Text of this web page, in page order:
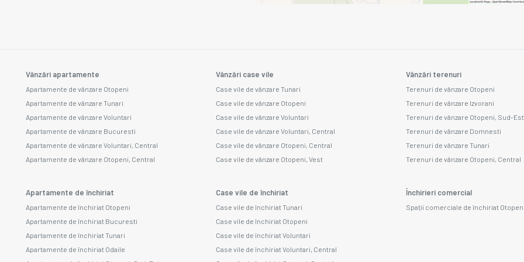
Vânzări apartamente
Apartamente de vânzare Otopeni
Apartamente de vânzare Tunari
Apartamente de vânzare Voluntari
Apartamente de vânzare Bucuresti
Apartamente de vânzare Voluntari, Central
Apartamente de vânzare Otopeni, Central
Vânzări case vile
Case vile de vânzare Tunari
Case vile de vânzare Otopeni
Case vile de vânzare Voluntari
Case vile de vânzare Voluntari, Central
Case vile de vânzare Otopeni, Central
Case vile de vânzare Otopeni, Vest
Vânzări terenuri
Terenuri de vânzare Otopeni
Terenuri de vânzare Izvorani
Terenuri de vânzare Otopeni, Sud-Est
Terenuri de vânzare Domnesti
Terenuri de vânzare Tunari
Terenuri de vânzare Otopeni, Central
Apartamente de închiriat
Apartamente de închiriat Otopeni
Apartamente de închiriat Bucuresti
Apartamente de închiriat Tunari
Apartamente de închiriat Odaile
Case vile de închiriat
Case vile de închiriat Tunari
Case vile de închiriat Otopeni
Case vile de închiriat Voluntari
Case vile de închiriat Voluntari, Central
Închirieri comercial
Spații comerciale de închiriat